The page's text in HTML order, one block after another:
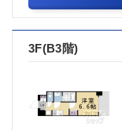
3F(B3階)